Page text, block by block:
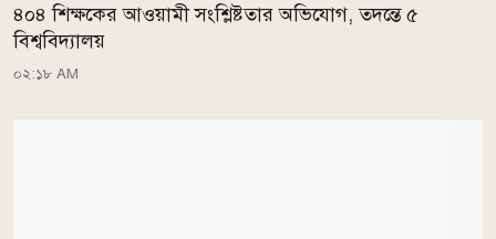
৪০৪ শিক্ষকের আওয়ামী সংশ্লিষ্টতার অভিযোগ, তদন্তে ৫
বিশ্ববিদ্যালয়
০২:১৮ AM